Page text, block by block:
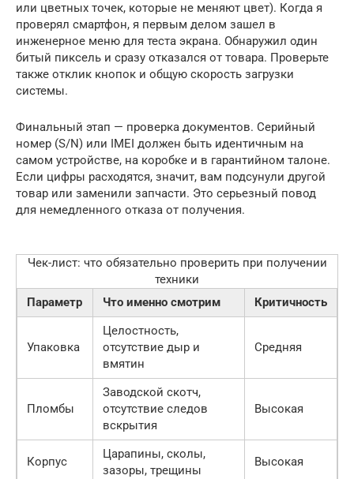
или цветных точек, которые не меняют цвет). Когда я
проверял смартфон, я первым делом зашел в
инженерное меню для теста экрана. Обнаружил один
битый пиксель и сразу отказался от товара. Проверьте
также отклик кнопок и общую скорость загрузки
системы.
Финальный этап — проверка документов. Серийный
номер (S/N) или IMEI должен быть идентичным на
самом устройстве, на коробке и в гарантийном талоне.
Если цифры расходятся, значит, вам подсунули другой
товар или заменили запчасти. Это серьезный повод
для немедленного отказа от получения.
Чек-лист: что обязательно проверить при получении
техники
Параметр
Что именно смотрим Критичность
Упаковка
Целостность,
отсутствие дыр и
вмятин
Средняя
Пломбы
Заводской скотч,
отсутствие следов
вскрытия
Высокая
Корпус
Царапины, сколы,
зазоры, трещины
Высокая